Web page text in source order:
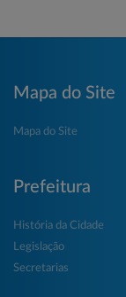
Mapa do Site
Mapa do Site
Prefeitura
História da Cidade
Legislação
Secretarias